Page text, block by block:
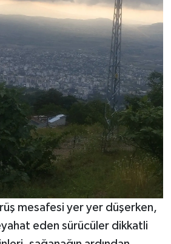
mesafesi yer yer düşerken,
eden sürücüler dikkatli